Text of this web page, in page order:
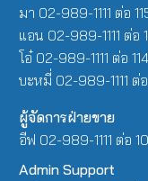
มา 02-989-1111 ต่อ
แอน 02-989-1111 ต่อ
โอ๋ 02-989-1111 ต่อ 114
บะหมี่ 02-989-1111 ต่อ
ผู้จัดการฝ่ายขาย
อีฟ 02-989-1111 ต่อ
Admin Support